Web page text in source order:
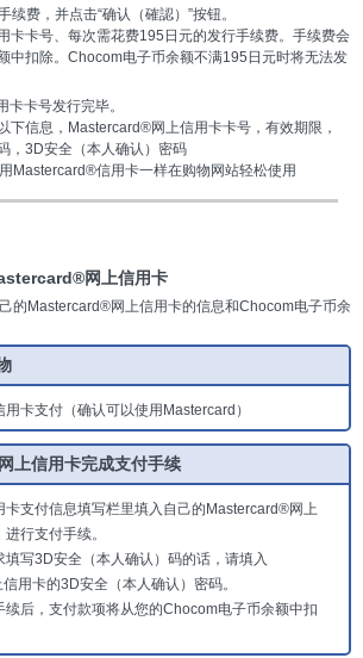
续费，并点击“确认（確認）”按钮。
卡卡号、每次需花费195日元的发行手续费。手续费会
中扣除。Chocom电子币余额不满195日元时将无法发
卡号发行完毕。
下信息，Mastercard®网上信用卡卡号，有效期限，
，3D安全（本人确认）密码
Mastercard®信用卡一样在购物网站轻松使用
网上信用卡
的Mastercard®网上信用卡的信息和Chocom电子币余
卡支付（确认可以使用Mastercard）
上信用卡完成支付手续
卡支付信息填写栏里填入自己的Mastercard®网上
行支付手续。
填写3D安全（本人确认）码的话，请填入
用卡的3D安全（本人确认）密码。
续后，支付款项将从您的Chocom电子币余额中扣